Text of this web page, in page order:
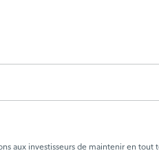
aux investisseurs de maintenir en